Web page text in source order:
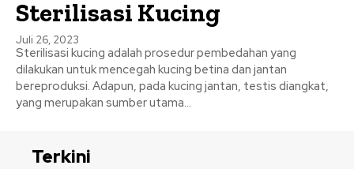
Sterilisasi Kucing
Juli 26, 2023
Sterilisasi kucing adalah prosedur pembedahan yang
dilakukan untuk mencegah kucing betina dan jantan
bereproduksi. Adapun, pada kucing jantan, testis diangkat,
yang merupakan sumber utama...
Terkini